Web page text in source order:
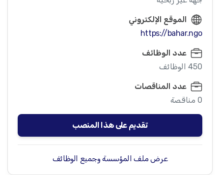
الموقع الإلكتروني
https://bahar.ngo
عدد الوظائف
450 الوظائف
عدد المناقصات
0 مناقصة
تقديم على هذا المنصب
عرض ملف المؤسسة وجميع الوظائف